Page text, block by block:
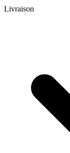
Livraison